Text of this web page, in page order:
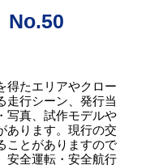
No.50
得たエリアやクロー
走行シーン、発行当
写真、試作モデルや
あります。現行の交
ことがありますので
安全運転・安全航行